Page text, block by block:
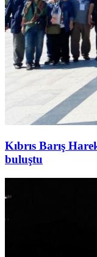
Kıbrıs Barış
buluştu